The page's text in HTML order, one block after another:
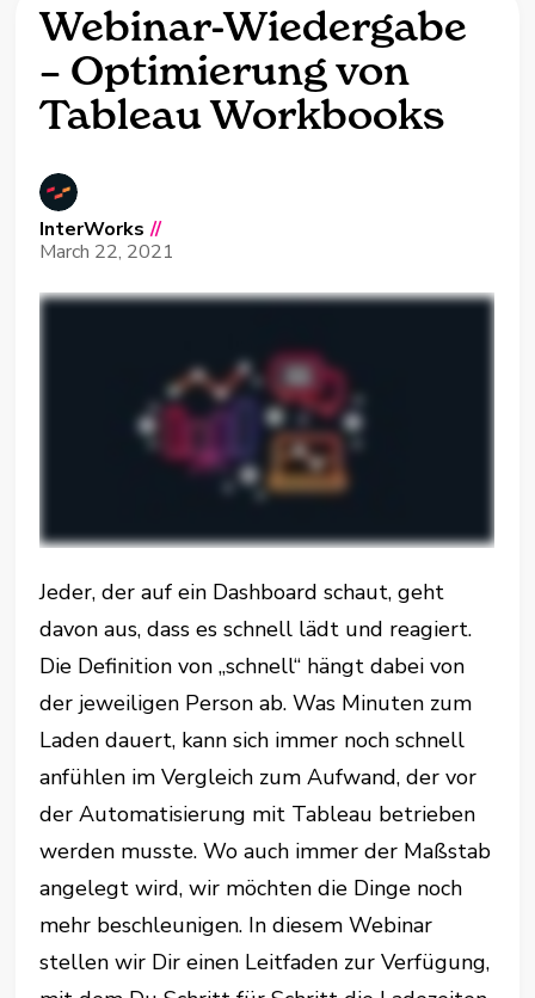
Webinar-Wiedergabe
– Optimierung von
Tableau Workbooks
InterWorks //
March 22, 2021
Jeder, der auf ein Dashboard schaut, geht
davon aus, dass es schnell lädt und reagiert.
Die Definition von „schnell“ hängt dabei von
der jeweiligen Person ab. Was Minuten zum
Laden dauert, kann sich immer noch schnell
anfühlen im Vergleich zum Aufwand, der vor
der Automatisierung mit Tableau betrieben
werden musste. Wo auch immer der Maßstab
angelegt wird, wir möchten die Dinge noch
mehr beschleunigen. In diesem Webinar
stellen wir Dir einen Leitfaden zur Verfügung,